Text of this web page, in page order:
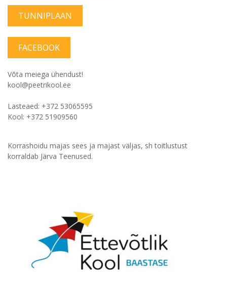
TUNNIPLAAN
FACEBOOK
Võta meiega ühendust!
kool@peetrikool.ee
Lasteaed: +372 53065595
Kool: +372 51909560
Korrashoidu majas sees ja majast väljas, sh toitlustust
korraldab Järva Teenused.